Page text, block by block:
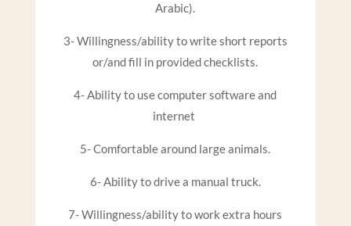
Arabic).
3- Willingness/ability to write short reports
or/and fill in provided checklists.
4- Ability to use computer software and
internet
5- Comfortable around large animals.
6- Ability to drive a manual truck.
7- Willingness/ability to work extra hours